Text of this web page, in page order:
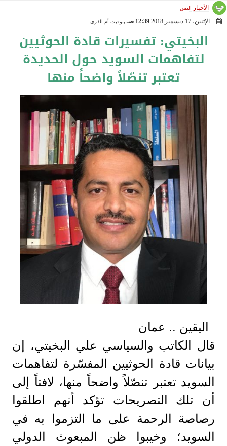
الأخبار اليمن
الإثنين، 17 ديسمبر 2018 12:39 صـ بتوقيت أم القرى
البخيتي: تفسيرات قادة الحوثيين
لتفاهمات السويد حول الحديدة
تعتبر تنصّلاً واضحاً منها
اليقين .. عمان
قال الكاتب والسياسي علي البخيتي، إن
بيانات قادة الحوثيين المفسّرة لتفاهمات
السويد تعتبر تنصّلاً واضحاً منها، لافتاً إلى
أن تلك التصريحات تؤكد أنهم اطلقوا
رصاصة الرحمة على ما التزموا به في
السويد؛ وخيبوا ظن المبعوث الدولي